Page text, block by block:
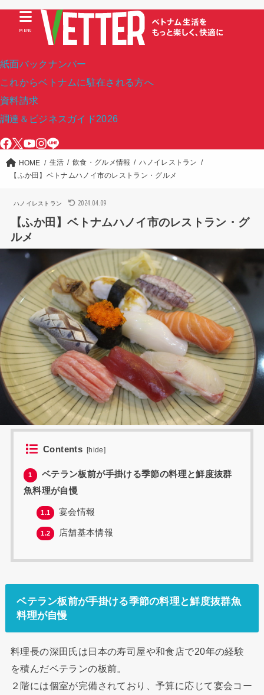
紙面バックナンバー
これからベトナムに駐在される方へ
資料請求
調達＆ビジネスガイド2026
MENU
HOME 生活 飲食・グルメ情報
ハノイレストラン
【ふか田】ベトナムハノイ市のレストラン・グルメ
ハノイレストラン 2024.04.09
【ふか田】ベトナムハノイ市のレストラン・グ
ルメ
Contents [hide]
1
ベテラン板前が手掛ける季節の料理と鮮度抜群
魚料理が自慢
1.1 宴会情報
1.2 店舗基本情報
ベテラン板前が手掛ける季節の料理と鮮度抜群魚
料理が自慢
料理長の深田氏は日本の寿司屋や和食店で20年の経験
を積んだベテランの板前。
２階には個室が完備されており、予算に応じて宴会コー